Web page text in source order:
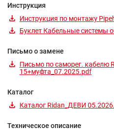
Инструкция
Инструкция по монтажу
Буклет Кабельные системы
Письмо о замене
Письмо по саморег. кабелю
15+муфта_07.2025.pdf
Каталог
Каталог Ridan_ДЕВИ
Техническое описание